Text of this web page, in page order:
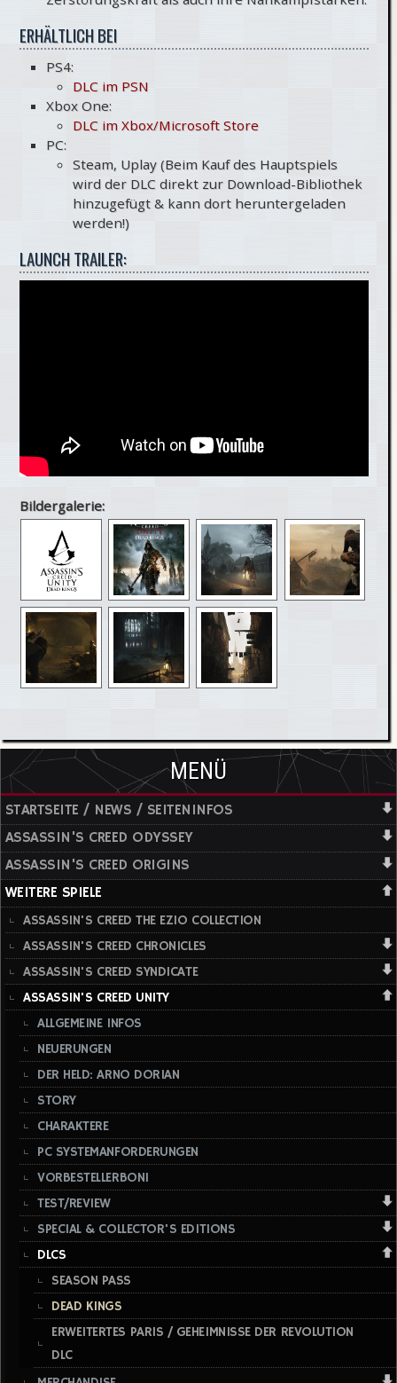
ERHÄLTLICH BEI
PS4:
DLC im PSN
Xbox One:
DLC im Xbox/Microsoft Store
PC:
Steam, Uplay (Beim Kauf des Hauptspiels
wird der DLC direkt zur Download-Bibliothek
hinzugefügt & kann dort heruntergeladen
werden!)
LAUNCH TRAILER:
Bildergalerie:
MENÜ
STARTSEITE / NEWS / SEITENINFOS
ASSASSIN'S CREED ODYSSEY
ASSASSIN'S CREED ORIGINS
WEITERE SPIELE
ASSASSIN'S CREED THE EZIO COLLECTION
ASSASSIN'S CREED CHRONICLES
ASSASSIN'S CREED SYNDICATE
ASSASSIN'S CREED UNITY
ALLGEMEINE INFOS
NEUERUNGEN
DER HELD: ARNO DORIAN
STORY
CHARAKTERE
PC SYSTEMANFORDERUNGEN
VORBESTELLERBONI
TEST/REVIEW
SPECIAL & COLLECTOR'S EDITIONS
DLCS
SEASON PASS
DEAD KINGS
ERWEITERTES PARIS / GEHEIMNISSE DER REVOLUTION
DLC